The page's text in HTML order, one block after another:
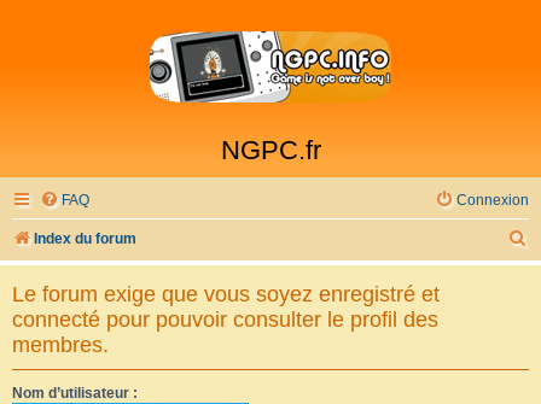
NGPC.fr
FAQ Connexion
Index du forum
e
Le forum exige que vous soyez enregistré et
connecté pour pouvoir consulter le profil des
membres.
Nom d’utilisateur :